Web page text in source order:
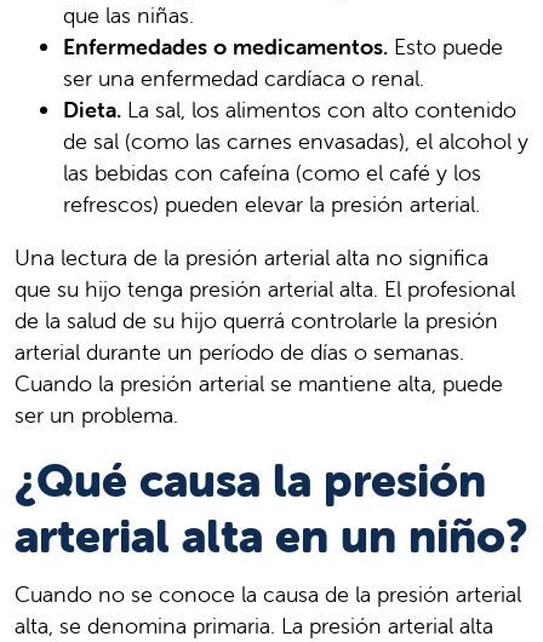
que las niñas.
Enfermedades o medicamentos. Esto puede
ser una enfermedad cardíaca o renal.
Dieta. La sal, los alimentos con alto contenido
de sal (como las carnes envasadas), el alcohol y
las bebidas con cafeína (como el café y los
refrescos) pueden elevar la presión arterial.
Una lectura de la presión arterial alta no significa
que su hijo tenga presión arterial alta. El profesional
de la salud de su hijo querrá controlarle la presión
arterial durante un período de días o semanas.
Cuando la presión arterial se mantiene alta, puede
ser un problema.
¿Qué causa la presión
arterial alta en un niño?
Cuando no se conoce la causa de la presión arterial
alta, se denomina primaria. La presión arterial alta